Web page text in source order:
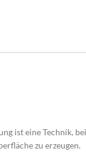
ist eine Technik,
zu erzeugen.